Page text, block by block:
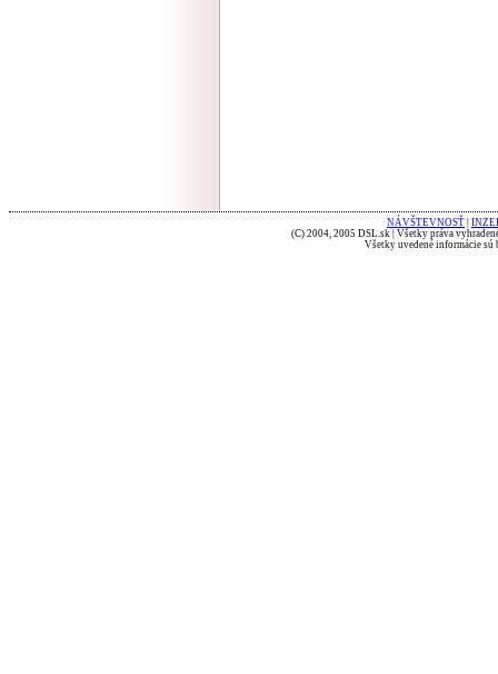
NÁVŠTEVNOSŤ
(C) 2004, 2005 DSL.sk | Všetky práva
Všetky uvedené informácie sú